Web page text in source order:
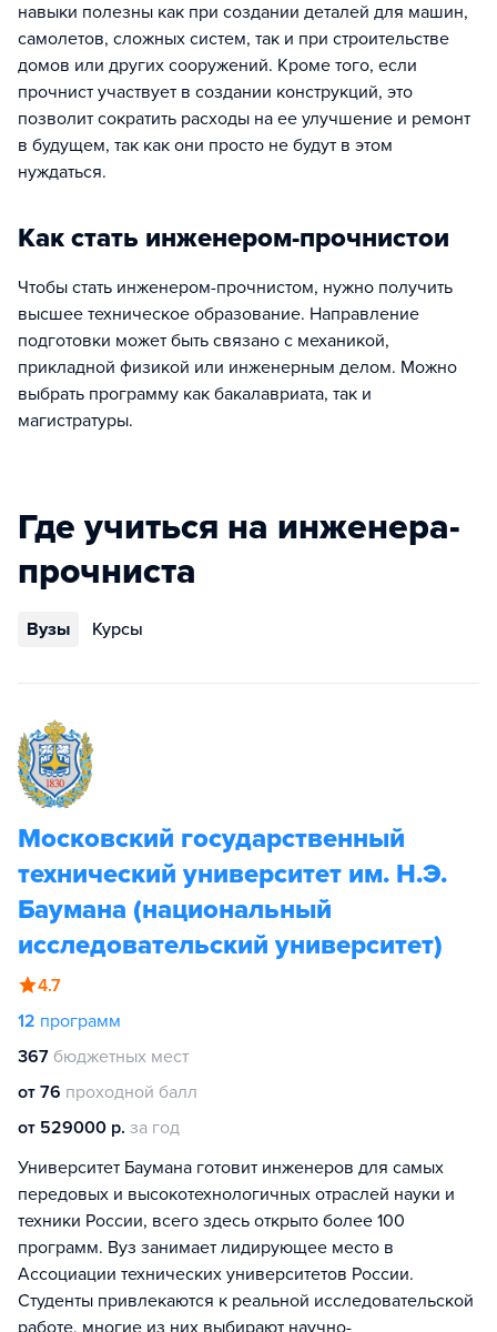
навыки полезны как при создании деталей для машин,
самолетов, сложных систем, так и при строительстве
домов или других сооружений. Кроме того, если
прочнист участвует в создании конструкций, это
позволит сократить расходы на ее улучшение и ремонт
в будущем, так как они просто не будут в этом
нуждаться.
Как стать инженером-прочнистои
Чтобы стать инженером-прочнистом, нужно получить
высшее техническое образование. Направление
подготовки может быть связано с механикой,
прикладной физикой или инженерным делом. Можно
выбрать программу как бакалавриата, так и
магистратуры.
Где учиться на инженера-
прочниста
Вузы Курсы
Московский государственный
технический университет им. Н.Э.
Баумана (национальный
исследовательский университет)
4.7
12 программ
367 бюджетных мест
от 76 проходной балл
от 529000 р. за год
Университет Баумана готовит инженеров для самых
передовых и высокотехнологичных отраслей науки и
техники России, всего здесь открыто более 100
программ. Вуз занимает лидирующее место в
Ассоциации технических университетов России.
Студенты привлекаются к реальной исследовательской
работе, многие из них выбирают научно-